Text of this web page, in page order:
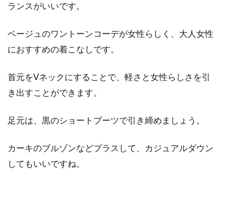
ランスがいいです。
ベージュのワントーンコーデが女性らしく、大人女性
におすすめの着こなしです。
首元をVネックにすることで、軽さと女性らしさを引
き出すことができます。
足元は、黒のショートブーツで引き締めましょう。
カーキのブルゾンなどプラスして、カジュアルダウン
してもいいですね。